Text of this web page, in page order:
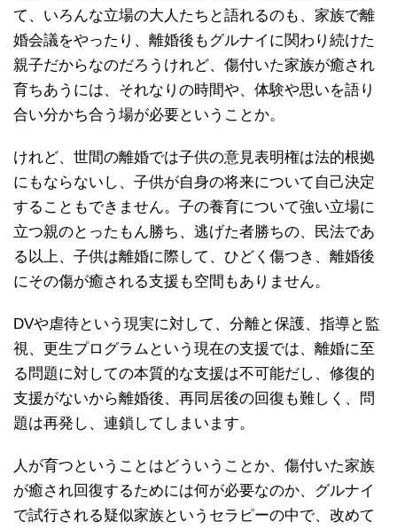
て、いろんな立場の大人たちと語れるのも、家族で離
婚会議をやったり、離婚後もグルナイに関わり続けた
親子だからなのだろうけれど、傷付いた家族が癒され
育ちあうには、それなりの時間や、体験や思いを語り
合い分かち合う場が必要ということか。
けれど、世間の離婚では子供の意見表明権は法的根拠
にもならないし、子供が自身の将来について自己決定
することもできません。子の養育について強い立場に
立つ親のとったもん勝ち、逃げた者勝ちの、民法であ
る以上、子供は離婚に際して、ひどく傷つき、離婚後
にその傷が癒される支援も空間もありません。
DVや虐待という現実に対して、分離と保護、指導と監
視、更生プログラムという現在の支援では、離婚に至
る問題に対しての本質的な支援は不可能だし、修復的
支援がないから離婚後、再同居後の回復も難しく、問
題は再発し、連鎖してしまいます。
人が育つということはどういうことか、傷付いた家族
が癒され回復するためには何が必要なのか、グルナイ
で試行される疑似家族というセラピーの中で、改めて